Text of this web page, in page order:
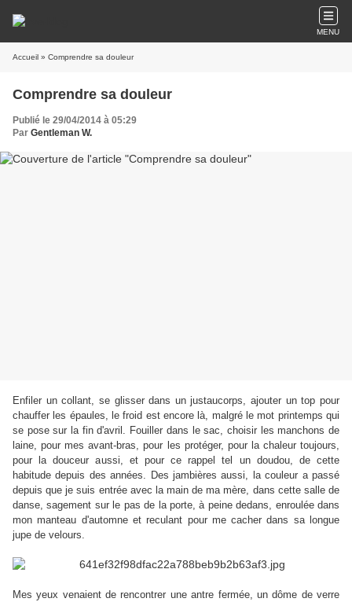
MENU
Accueil » Comprendre sa douleur
Comprendre sa douleur
Publié le 29/04/2014 à 05:29
Par Gentleman W.
Enfiler un collant, se glisser dans un justaucorps, ajouter un top pour
chauffer les épaules, le froid est encore là, malgré le mot printemps qui
se pose sur la fin d'avril. Fouiller dans le sac, choisir les manchons de
laine, pour mes avant-bras, pour les protéger, pour la chaleur toujours,
pour la douceur aussi, et pour ce rappel tel un doudou, de cette
habitude depuis des années. Des jambières aussi, la couleur a passé
depuis que je suis entrée avec la main de ma mère, dans cette salle de
danse, sagement sur le pas de la porte, à peine dedans, enroulée dans
mon manteau d'automne et reculant pour me cacher dans sa longue
jupe de velours.
Mes yeux venaient de rencontrer une antre fermée, un dôme de verre